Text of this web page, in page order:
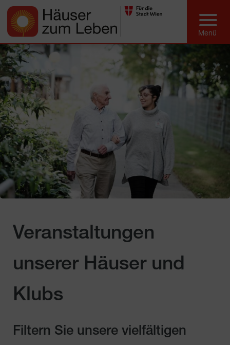
Veranstaltungen
unserer Häuser und
Klubs
Filtern Sie unsere vielfältigen